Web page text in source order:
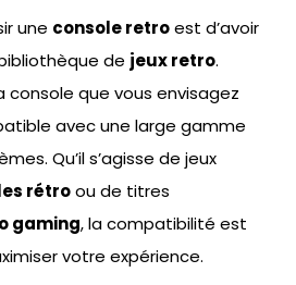
une console retroest d’avoir
de jeux retro.
console que vous envisagez
avec une large gamme
Qu’il s’agisse de jeux
rétroou de titres
gaming, la compatibilité est
votre expérience.